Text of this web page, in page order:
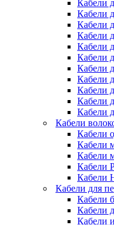
Кабели
Кабели
Кабели
Кабели
Кабели
Кабели
Кабели
Кабели
Кабели
Кабели
Кабели
Кабели
Кабели
Кабели
Кабели
Кабели
Кабели
Кабели для
Кабели
Кабели
Кабели